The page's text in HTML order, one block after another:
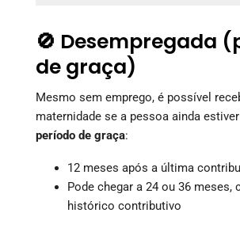
🚫 Desempregada
de graça)
Mesmo sem emprego, é possível
maternidade se a pessoa ainda
período de graça:
12 meses após a última
Pode chegar a 24 ou 36 meses,
histórico contributivo